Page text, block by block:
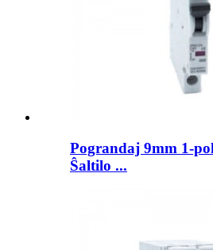
Pograndaj 9mm 1-
Ŝaltilo ...